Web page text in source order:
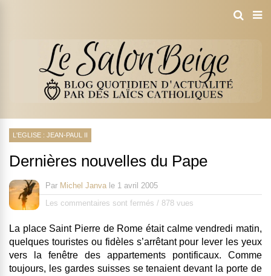
L'EGLISE : JEAN-PAUL II
Dernières nouvelles du Pape
Par Michel Janva le 1 avril 2005
Les commentaires sont fermés / 878 vues
La place Saint Pierre de Rome était calme vendredi matin,
quelques touristes ou fidèles s’arrêtant pour lever les yeux
vers la fenêtre des appartements pontificaux. Comme
toujours, les gardes suisses se tenaient devant la porte de